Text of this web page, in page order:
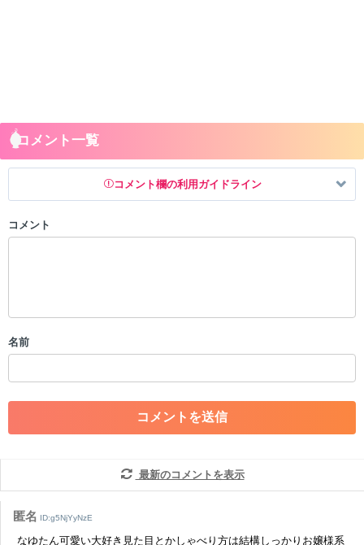
コメント一覧
コメント欄の利用ガイドライン
以下の書き込みを禁止とし、場合によってはコメント削除や書き込み制
・一度削除された投稿を再び投稿すること
・アカウントの売買など金銭が絡む内容の投稿
・各ゲームのネタバレを含む内容の投稿
・その他、管理者が不適切と判断した投稿
コメントの削除を申請する※投稿内容を確認後、順次対応さ
せていただきます。ご了承ください。
コメント
名前
最新のコメントを表示
匿名 ID:g5NjYyNzE
なゆたん可愛い大好き見た目とかしゃべり方は結構しっかりお嬢様系